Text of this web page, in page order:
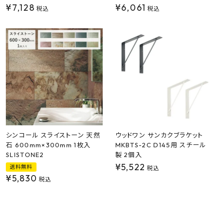
お問い合わせ
メルマガ登録
特定商取引法について
プライバシーポリシー
¥7,128 税込 ¥6,061 税込
シンコール スライストーン 天然
石 600mm×300mm 1枚入
SLISTONE2
送料無料
¥5,830 税込
ウッドワン サンカクブラケット
MKBTS-2C D145用 スチール
製 2個入
¥5,522 税込